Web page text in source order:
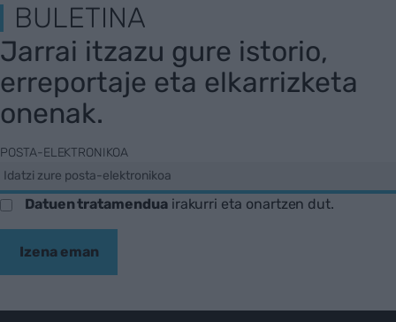
BULETINA
Jarrai itzazu gure istorio,
erreportaje eta elkarrizketa
onenak.
POSTA-ELEKTRONIKOA
Datuen tratamenduairakurri eta onartzen dut.
Izena eman